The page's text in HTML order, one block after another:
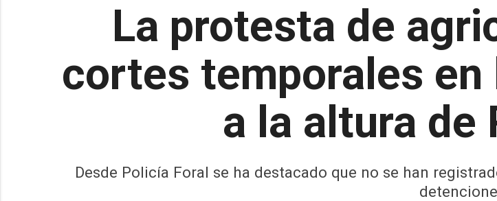
La protesta de
cortes temporales en
a la altura de
Desde Policía Foral se ha destacado que no se han